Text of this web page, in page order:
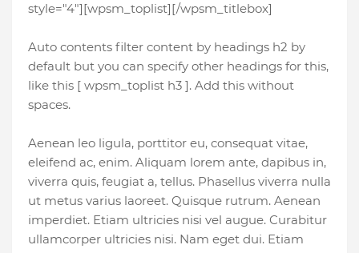
style="4"][wpsm_toplist][/wpsm_titlebox]
Auto contents filter content by headings h2 by
default but you can specify other headings for this,
like this [ wpsm_toplist h3 ]. Add this without
spaces.
Aenean leo ligula, porttitor eu, consequat vitae,
eleifend ac, enim. Aliquam lorem ante, dapibus in,
viverra quis, feugiat a, tellus. Phasellus viverra nulla
ut metus varius laoreet. Quisque rutrum. Aenean
imperdiet. Etiam ultricies nisi vel augue. Curabitur
ullamcorper ultricies nisi. Nam eget dui. Etiam